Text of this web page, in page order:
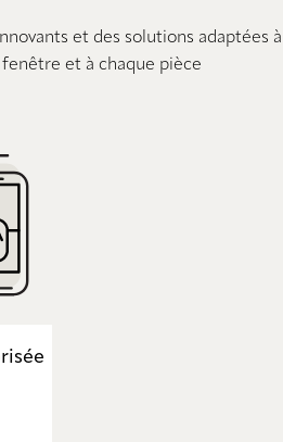
et des solutions adaptées à
et à chaque pièce